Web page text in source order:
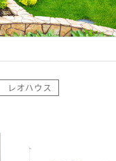
レオハウス